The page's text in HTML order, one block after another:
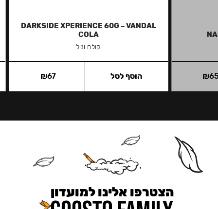
₪
DARKSIDE XPERIENCE 60G – VANDAL
COLA
קולה וניל
₪67 הוסף לסל
הצטרפו אלינו למועדון